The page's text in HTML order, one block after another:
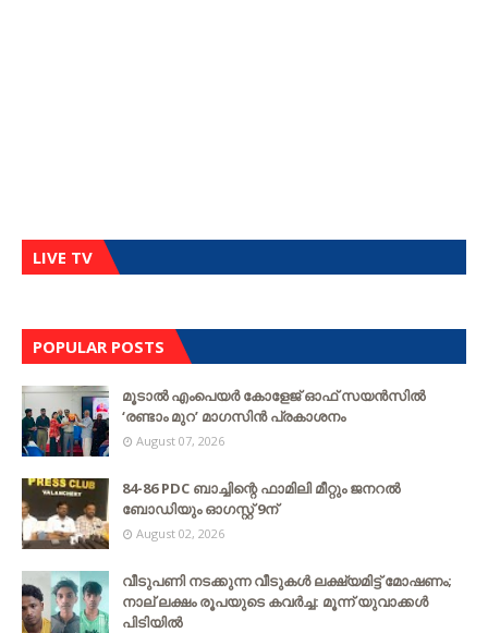
LIVE TV
POPULAR POSTS
മൂടാൽ എംപെയർ കോളേജ് ഓഫ് സയൻസിൽ
‘രണ്ടാം മുറ’ മാഗസിൻ പ്രകാശനം
August 07, 2026
84-86 PDC ബാച്ചിന്റെ ഫാമിലി മീറ്റും ജനറൽ
ബോഡിയും ഓഗസ്റ്റ് 9ന്
August 02, 2026
വീടുപണി നടക്കുന്ന വീടുകൾ ലക്ഷ്യമിട്ട് മോഷണം;
നാല് ലക്ഷം രൂപയുടെ കവർച്ച: മൂന്ന് യുവാക്കൾ
പിടിയിൽ